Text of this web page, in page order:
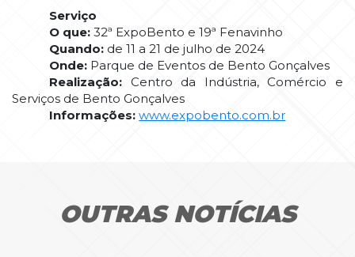
Serviço
O que:32ª ExpoBento e 19ª Fenavinho
Quando: de 11 a 21 de julho de 2024
Onde: Parque de Eventos de Bento Gonçalves
Realização: Centro da Indústria, Comércio e
Serviços de Bento Gonçalves
Informações:www.expobento.com.br
OUTRAS NOTÍCIAS